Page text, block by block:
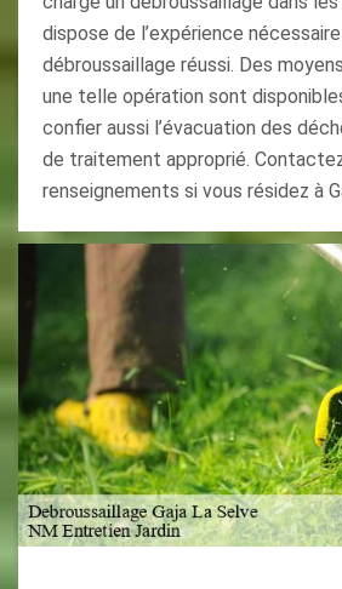
dispose de l’expérience
débroussaillage réussi. Des
une telle opération sont
confier aussi l’évacuation des
de traitement approprié.
renseignements si vous résidez à